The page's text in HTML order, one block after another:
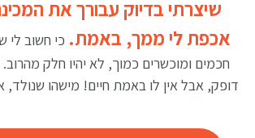
שיצרתי בדיוק עבורך את
אכפת לי ממך, באמת. כי חשוב לי
חכמים ומוכשרים כמוך, לא יהיו חלק
דופק, אבל אין לו באמת חיים! מישהו